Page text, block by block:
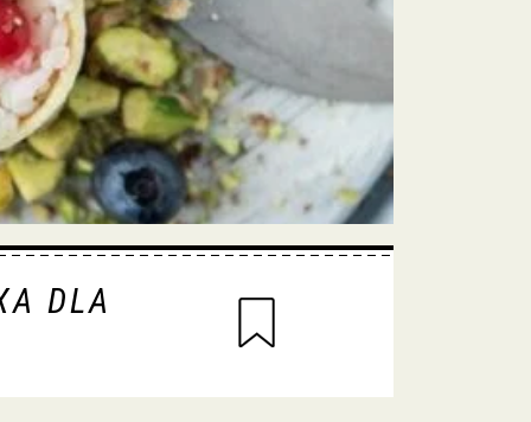
DLA